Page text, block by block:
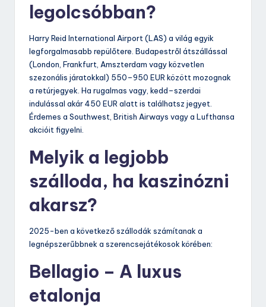
legolcsóbban?
Harry Reid International Airport (LAS) a világ egyik
legforgalmasabb repülőtere. Budapestről átszállással
(London, Frankfurt, Amszterdam vagy közvetlen
szezonális járatokkal) 550–950 EUR között mozognak
a retúrjegyek. Ha rugalmas vagy, kedd–szerdai
indulással akár 450 EUR alatt is találhatsz jegyet.
Érdemes a Southwest, British Airways vagy a Lufthansa
akcióit figyelni.
Melyik a legjobb
szálloda, ha kaszinózni
akarsz?
2025-ben a következő szállodák számítanak a
legnépszerűbbnek a szerencsejátékosok körében:
Bellagio – A luxus
etalonja